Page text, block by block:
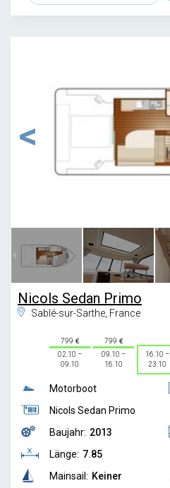
Nicols Sedan Primo
Sablé-sur-Sarthe, France
799
02.10 –
09.10
799
09.10 –
16.10
16.10 –
23.10
Motorboot
Nicols Sedan Primo
Baujahr: 2013
Länge: 7.85
Mainsail: Keiner